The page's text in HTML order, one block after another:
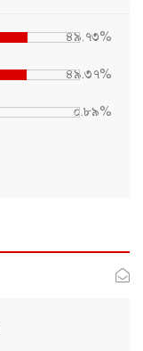
৪৯.৭৩%
৪৯.৩৭%
০.৮৯%